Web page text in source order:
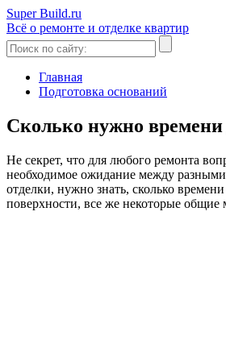
Super Build.ru
Всё о ремонте и отделке квартир
Главная
Подготовка оснований
Сколько нужно
Не секрет, что для любого ремонта
необходимое ожидание между разными
отделки, нужно знать, сколько
поверхности, все же некоторые общие